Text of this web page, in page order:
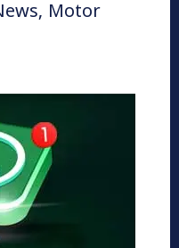
Motor